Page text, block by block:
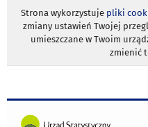
Strona wykorzystuje pliki
zmiany ustawień Twojej
umieszczane w Twoim
zmienić